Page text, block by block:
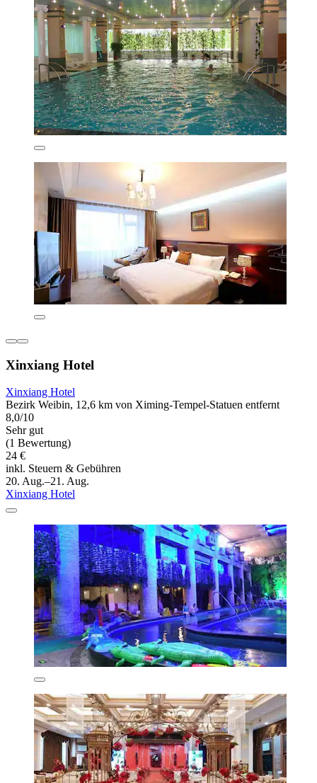
Xinxiang Hotel
Xinxiang Hotel
Bezirk Weibin, 12,6 km von Ximing-Tempel-Statuen entfernt
8,0/10
Sehr gut
(1 Bewertung)
24 €
inkl. Steuern & Gebühren
20. Aug.–21. Aug.
Xinxiang Hotel